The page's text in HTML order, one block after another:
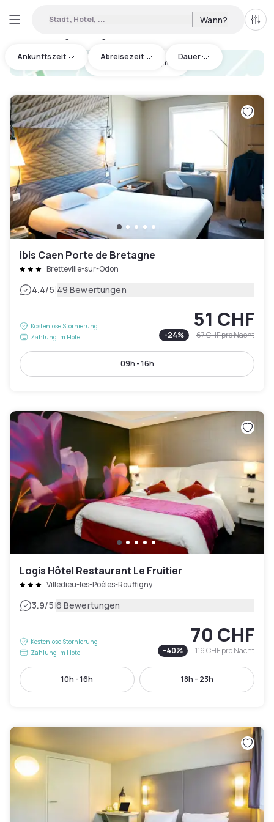
Stadt, Hotel, ... Wann? Alle
Ankunftszeit Abreisezeit Dauer
hotel.cta.view_map
ibis Caen Porte de Bretagne
Bretteville-sur-Odon
4.4/5|49 Bewertungen
Kostenlose Stornierung
Zahlung im Hotel
51 CHF
-24% 67 CHFpro Nacht
09h - 16h
Logis Hôtel Restaurant Le Fruitier
Villedieu-les-Poêles-Rouffigny
3.9/5|6 Bewertungen
Kostenlose Stornierung
Zahlung im Hotel
70 CHF
-40% 116 CHFpro Nacht
10h - 16h 18h - 23h